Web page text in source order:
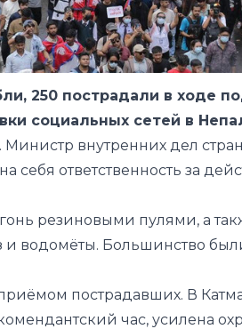
250 пострадали в ходе
социальных сетей в
Министр внутренних дел
себя ответственность за
резиновыми пулями, а
и водомёты. Большинство
пострадавших. В
час, усилена